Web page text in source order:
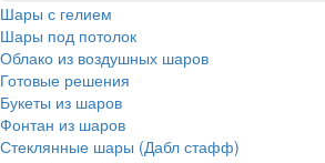
Шары с гелием
Шары под потолок
Облако из воздушных шаров
Готовые решения
Букеты из шаров
Фонтан из шаров
Стеклянные шары (Дабл стафф)